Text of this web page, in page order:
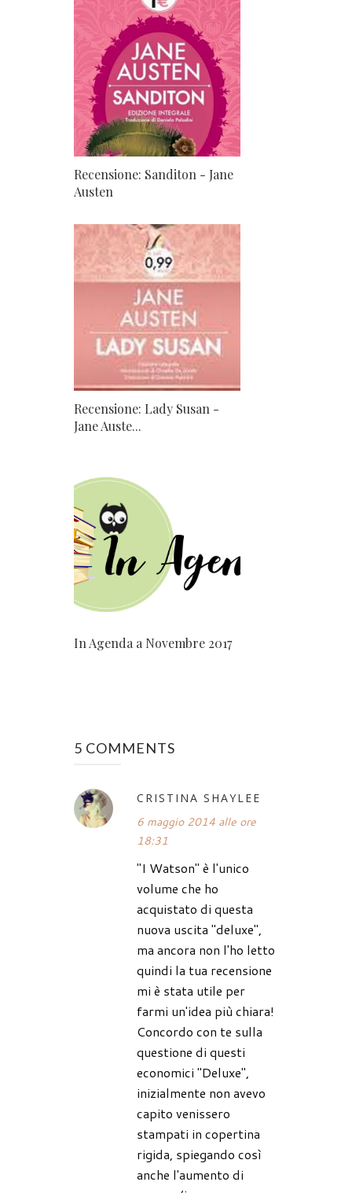
Recensione: Sanditon - Jane
Austen
Recensione: Lady Susan -
Jane Auste...
In Agenda a Novembre 2017
5 COMMENTS
CRISTINA SHAYLEE
6 maggio 2014 alle ore
18:31
"I Watson" è l'unico
volume che ho
acquistato di questa
nuova uscita "deluxe",
ma ancora non l'ho letto
quindi la tua recensione
mi è stata utile per
farmi un'idea più chiara!
Concordo con te sulla
questione di questi
economici "Deluxe",
inizialmente non avevo
capito venissero
stampati in copertina
rigida, spiegando così
anche l'aumento di